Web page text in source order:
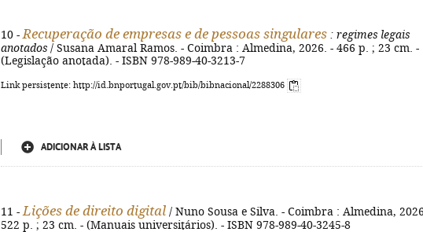
10 - Recuperação de empresas e de pessoas singulares : regimes legais
anotados / Susana Amaral Ramos. - Coimbra : Almedina, 2026. - 466 p. ; 23 cm. -
(Legislação anotada). - ISBN 978-989-40-3213-7
Link persistente: http://id.bnportugal.gov.pt/bib/bibnacional/2288306
ADICIONAR À LISTA
11 - Lições de direito digital / Nuno Sousa e Silva. - Coimbra : Almedina,
522 p. ; 23 cm. - (Manuais universitários). - ISBN 978-989-40-3245-8